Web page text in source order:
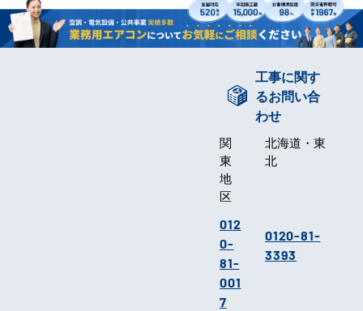
工事に関す
るお問い合
わせ
関
東
地
区
012
0-
81-
001
7
北海道・東
北
0120-81-
3393